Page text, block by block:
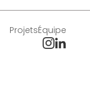
ProjetsÉquipe